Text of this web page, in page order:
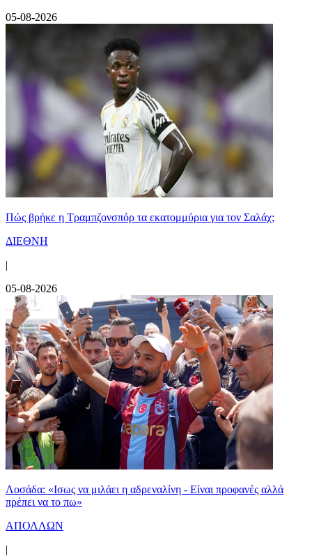
05-08-2026
Πώς βρήκε η Τραμπζονσπόρ τα εκατομμύρια για τον Σαλάχ;
ΔΙΕΘΝΗ
|
05-08-2026
Λοσάδα: «Ισως να μιλάει η αδρεναλίνη - Είναι προφανές αλλά
πρέπει να το πω»
ΑΠΟΛΛΩΝ
|